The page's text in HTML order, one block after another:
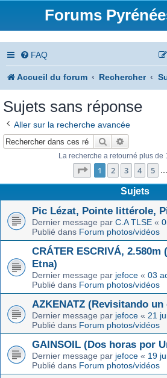
Forums
FAQ
Accueil du forum Rechercher
Sujets sans réponse
Aller sur la recherche avancée
Rechercher
La recherche a retourné plus de
Page 1sur20
1 2 3 4 5 …
Sujets
Pic Lézat, Pointe littérole,
Dernier message par C.A TLSE «
Publié dans Forum photos/vidéos
CRÁTER ESCRIVÁ,
Etna)
Dernier message par jefoce « 03
Publié dans Forum photos/vidéos
AZKENATZ (Revisitando un
Dernier message par jefoce « 21
Publié dans Forum photos/vidéos
GAINSOIL (Dos horas por
Dernier message par jefoce « 19
Publié dans Forum photos/vidéos